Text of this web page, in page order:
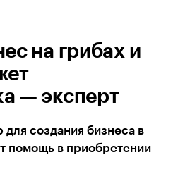
на грибах и
— эксперт
создания бизнеса в
помощь в приобретении